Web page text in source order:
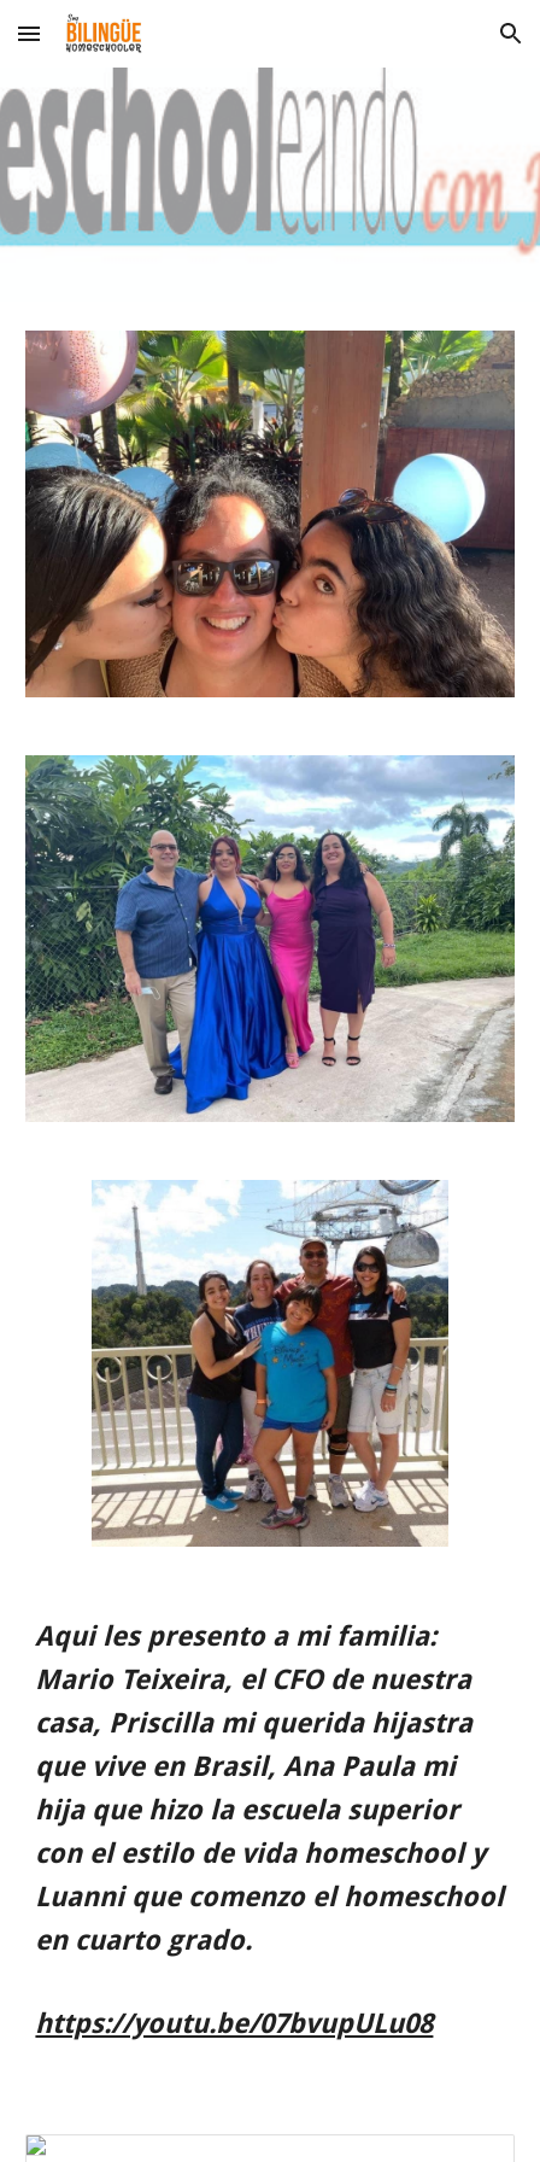
Skip to main content Skip to navigation
Aqui les presento a mi familia:
Mario Teixeira, el CFO de nuestra
casa, Priscilla mi querida hijastra
que vive en Brasil, Ana Paula mi
hija que hizo la escuela superior
con el estilo de vida homeschool y
Luanni que comenzo el homeschool
en cuarto grado.
https://youtu.be/07bvupULu08